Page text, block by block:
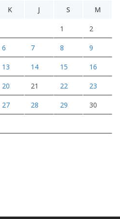
K J S M
1 2
6 7 8 9
13 14 15 16
20 21 22 23
27 28 29 30